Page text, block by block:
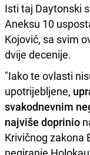
Isti taj Daytonski
Aneksu 10
Kojović, sa svim
dvije decenije.
"Iako te ovlasti
upotrijebljene,
svakodnevnim
najviše doprinio
Krivičnog zakona